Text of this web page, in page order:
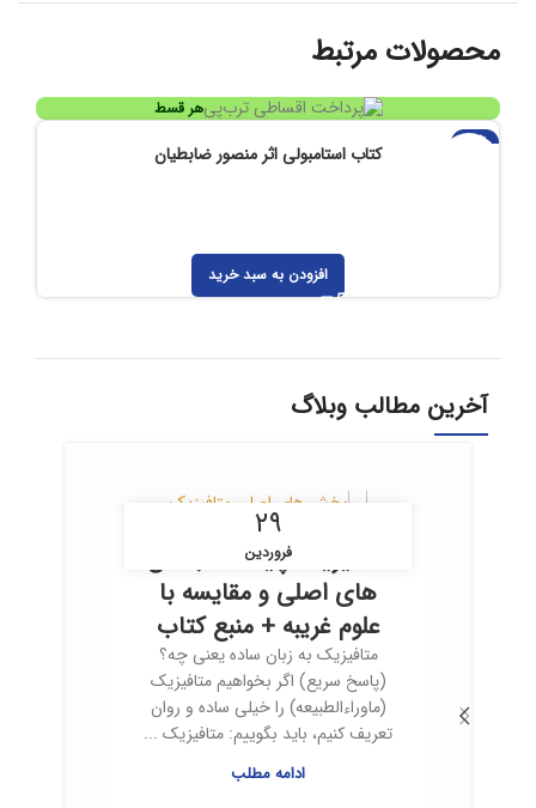
محصولات مرتبط
هر قسط
-۲۹% کتاب استامبولی اثر منصور ضابطیان
افزودن به سبد خرید
آخرین مطالب وبلاگ
۲۹
فروردین
متافیزیک چیست؟ بخش
های اصلی و مقایسه با
علوم غریبه + منبع کتاب
متافیزیک به زبان ساده یعنی چه؟
(پاسخ سریع) اگر بخواهیم متافیزیک
(ماوراءالطبیعه) را خیلی ساده و روان
تعریف کنیم، باید بگوییم: متافیزیک ...
ادامه مطلب